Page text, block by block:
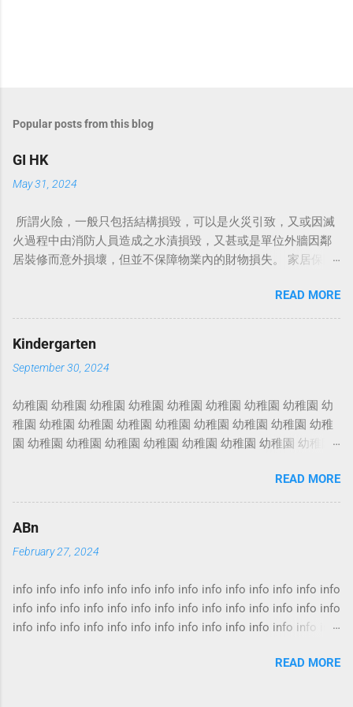
Popular posts from this blog
GI HK
May 31, 2024
所謂火險，一般只包括結構損毀，可以是火災引致，又或因滅
火過程中由消防人員造成之水漬損毀，又甚或是單位外牆因鄰
居裝修而意外損壞，但並不保障物業內的財物損失。 家居保險
邊間好 家居保險漏水 家居保險火險 村屋家居保險 家居裝修保
險 家居保險範圍 家居保險幾時買 例如颱風、閃電或爆竊等，
而且更會賠償因居所不能入住而導致的臨時居所費用。 銀行上
會時要求買的火險主要承保建築樓宇結構，即是天花、地板、
窗台等損毀，家居財物及裝修等損失則不保。 另外，火災以外
險 家居保險推介 火險 火險報價 按揭火險 火險比較 火
險最平 火險保費 家居火險 火險價錢 樓宇火險 火災險
火災保險 樓宇結構保險 投保火險需要什麼資料 若然家中發
大堂水浸，升降機亦損毀。 事面上的涉及物業的保險林林總
總，包括火險、裝修保險，家居保險等。一般讀者都會有相同
疑問：家居保險是否「全保」? 還否只保火災? 其實保險條款每
清楚，本身希望得到甚麼保障。 火險一定要買 火險按揭 火
險家居保險 火險保額 居屋火險 火險賠償計算 家居保險火
險 家居保險邊間好 家居保險漏水 火險家居保險 家居保險
比較 家居保險租客 家居保險第三者責任保險 事實上，涉及
業主要面對的，除了屋內財物損毀之餘，還有機會被業主立案
READ MORE
Kindergarten
September 30, 2024
幼稚園 幼稚園 幼稚園 幼稚園 幼稚園 幼稚園 幼稚園 幼稚園 幼
稚園 幼稚園 幼稚園 幼稚園 幼稚園 幼稚園 幼稚園 幼稚園 幼稚
園 幼稚園 幼稚園 幼稚園 幼稚園 幼稚園 幼稚園 幼稚園 幼稚園
稚園 幼稚園 幼稚園 幼稚園 幼稚園 幼稚園 幼稚園 幼稚園 幼稚
園 幼稚園 幼稚園 幼稚園 幼稚園 幼稚園 幼稚園 幼稚園 幼稚園
園 幼稚園 幼稚園 幼稚園 幼稚園 幼稚園 幼稚園 幼稚園 幼稚園
稚園 幼稚園 幼稚園 幼稚園 幼稚園 幼稚園
READ MORE
ABn
February 27, 2024
info info info info info info info info info info info info info info
info info info info info info info info info info info info info info
info info info info info info info info info info info info info info
info info info info info info info info info info info info info info
READ MORE